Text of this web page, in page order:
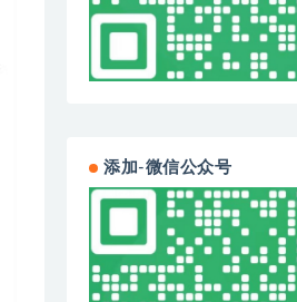
添加-微信公众号